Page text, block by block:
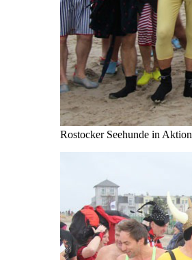
Rostocker Seehunde in Aktion